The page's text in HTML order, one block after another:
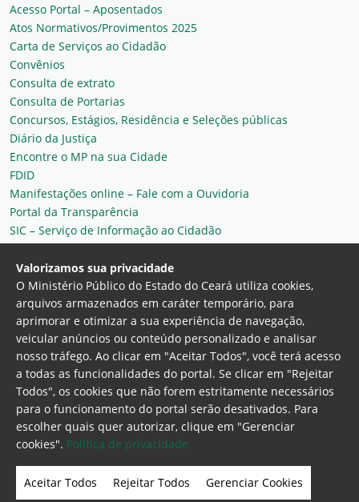
Acesso Portal – Aposentados
Atos Normativos/Provimentos 2025
Carta de Serviços ao Cidadão
Convênios
Consulta de extrato
Consulta de Portarias
Concursos, Estágios, Residência e Seleções públicas
Diário da Justiça
Encontre o MP na sua Cidade
FDID
Manifestações online – Fale com a Ouvidoria
Portal da Transparência
SIC – Serviço de Informação ao Cidadão
Plantão MP do Ceará
Secretaria Geral
Ministério Público do Estado do Ceará
Procuradoria Geral de Justiça Av. Gen. Afonso
Albuquerque Lima, 130 - Cambeba - CEP:
60.822-325 - Fortaleza, Ceará. Brasil
Home Page Intranet Webmail Office 365
Valorizamos sua privacidade
O Ministério Público do Estado do Ceará utiliza cookies,
arquivos armazenados em caráter temporário, para
aprimorar e otimizar a sua experiência de navegação,
veicular anúncios ou conteúdo personalizado e analisar
nosso tráfego. Ao clicar em "Aceitar Todos", você terá acesso
a todas as funcionalidades do portal. Se clicar em "Rejeitar
Todos", os cookies que não forem estritamente necessários
para o funcionamento do portal serão desativados. Para
escolher quais quer autorizar, clique em "Gerenciar
cookies". Politica de privacidade
Aceitar Todos Rejeitar Todos Gerenciar Cookies